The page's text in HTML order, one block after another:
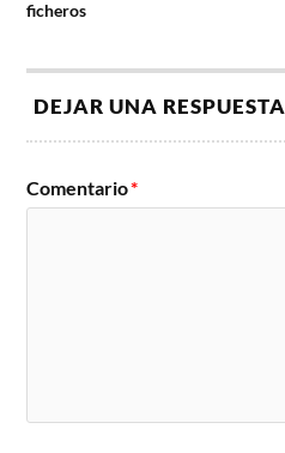
ficheros
DEJAR UNA RESPUESTA
Comentario*